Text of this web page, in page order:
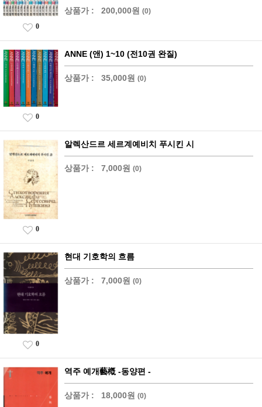
상품가 : 200,000원 (0)
0
ANNE (앤) 1~10 (전10권 완질)
상품가 : 35,000원 (0)
0
알렉산드르 세르계예비치 푸시킨 시
상품가 : 7,000원 (0)
0
현대 기호학의 흐름
상품가 : 7,000원 (0)
0
역주 예개藝槪 -동양편 -
상품가 : 18,000원 (0)